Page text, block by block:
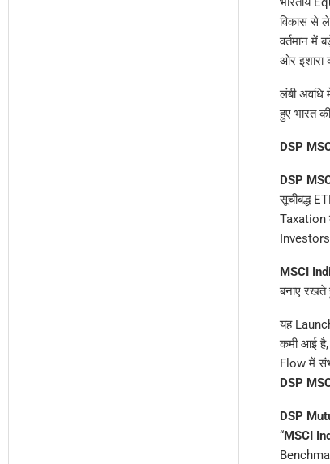
विकास से
वर्तमान में
ओर इशारा
लंबी अवधि
हुए भारत
DSP
DSP
सूचीबद्ध
Taxation
Investors
MSCI
बनाए
यह
कमी आई
Flow में
DSP
DSP
“MSCI